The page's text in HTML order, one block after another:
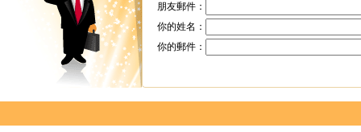
朋友郵件：
你的姓名：
你的郵件：